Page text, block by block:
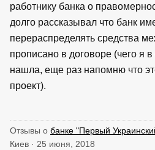
работнику банка о
долго рассказывал что банк
перераспределять средства
прописано в договоре (чего я
нашла, еще раз напомню что
проект).
Отзывы о банке "Первый
Киев · 25 июня, 2018